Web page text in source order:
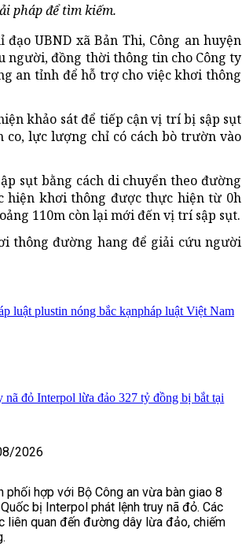
pháp để tìm kiếm.
UBND xã Bản Thi, Công an huyện
người, đồng thời thông tin cho Công ty
an tỉnh để hỗ trợ cho việc khơi thông
khảo sát để tiếp cận vị trí bị sập sụt
lực lượng chỉ có cách bò trườn vào
sụt bằng cách di chuyển theo đường
hiện khơi thông được thực hiện từ 0h
110m còn lại mới đến vị trí sập sụt.
thông đường hang để giải cứu người
luật plustin nóng bắc kạnpháp luật Việt Nam
đỏ Interpol lừa đảo 327 tỷ đồng bị bắt tại
2026
phối hợp với Bộ Công an vừa bàn giao 8
bị Interpol phát lệnh truy nã đỏ. Các
liên quan đến đường dây lừa đảo, chiếm